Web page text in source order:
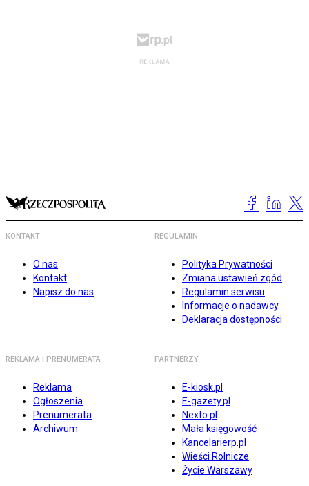
KONTAKT
O nas
Kontakt
Napisz do nas
REGULAMIN
Polityka Prywatności
Zmiana ustawień zgód
Regulamin serwisu
Informacje o nadawcy
Deklaracja dostępności
REKLAMA I PRENUMERATA
Reklama
Ogłoszenia
Prenumerata
Archiwum
PARTNERZY
E-kiosk.pl
E-gazety.pl
Nexto.pl
Mała księgowość
Kancelarierp.pl
Wieści Rolnicze
Życie Warszawy